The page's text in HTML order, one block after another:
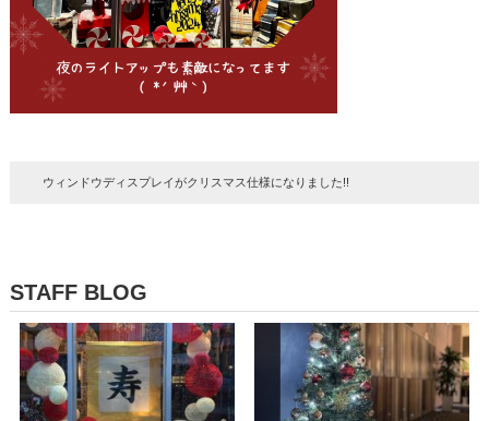
ウィンドウディスプレイがクリスマス仕様になりました!!
STAFF BLOG